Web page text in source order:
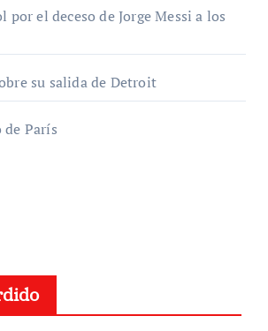
por el deceso de Jorge Messi a los
su salida de Detroit
de París